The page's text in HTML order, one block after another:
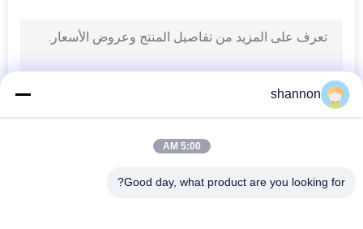
قماش مرشح نايلون
13
shannon
5:00 AM
Good day, what product are you looking for?